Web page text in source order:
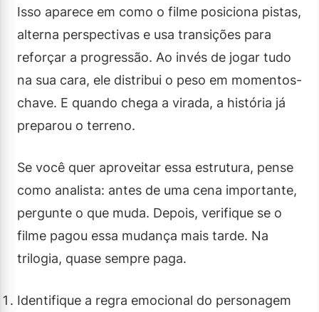
Isso aparece em como o filme posiciona pistas,
alterna perspectivas e usa transições para
reforçar a progressão. Ao invés de jogar tudo
na sua cara, ele distribui o peso em momentos-
chave. E quando chega a virada, a história já
preparou o terreno.
Se você quer aproveitar essa estrutura, pense
como analista: antes de uma cena importante,
pergunte o que muda. Depois, verifique se o
filme pagou essa mudança mais tarde. Na
trilogia, quase sempre paga.
Identifique a regra emocional do personagem